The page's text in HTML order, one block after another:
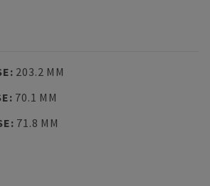
: 203.2 MM
: 70.1 MM
: 71.8 MM